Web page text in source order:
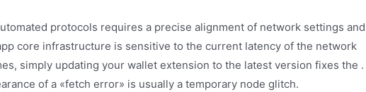
protocols requires a precise alignment of network settings and
core infrastructure is sensitive to the current latency of the network
simply updating your wallet extension to the latest version fixes the .
of a «fetch error» is usually a temporary node glitch.